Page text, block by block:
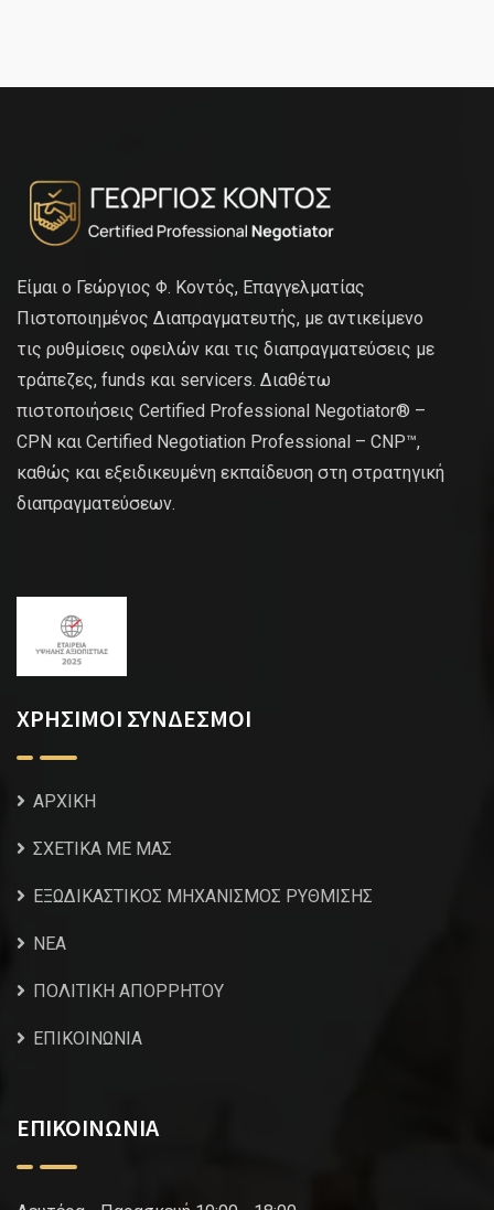
Είμαι ο Γεώργιος Φ. Κοντός, Επαγγελματίας
Πιστοποιημένος Διαπραγματευτής, με αντικείμενο
τις ρυθμίσεις οφειλών και τις διαπραγματεύσεις με
τράπεζες, funds και servicers. Διαθέτω
πιστοποιήσεις Certified Professional Negotiator® –
CPN και Certified Negotiation Professional – CNP™,
καθώς και εξειδικευμένη εκπαίδευση στη στρατηγική
διαπραγματεύσεων.
ΧΡΗΣΙΜΟΙ ΣΥΝΔΕΣΜΟΙ
ΑΡΧΙΚΗ
ΣΧΕΤΙΚΑ ΜΕ ΜΑΣ
ΕΞΩΔΙΚΑΣΤΙΚΟΣ ΜΗΧΑΝΙΣΜΟΣ ΡΥΘΜΙΣΗΣ
NEA
ΠΟΛΙΤΙΚΗ ΑΠΟΡΡΗΤΟΥ
ΕΠΙΚΟΙΝΩΝΙΑ
ΕΠΙΚΟΙΝΩΝΙΑ